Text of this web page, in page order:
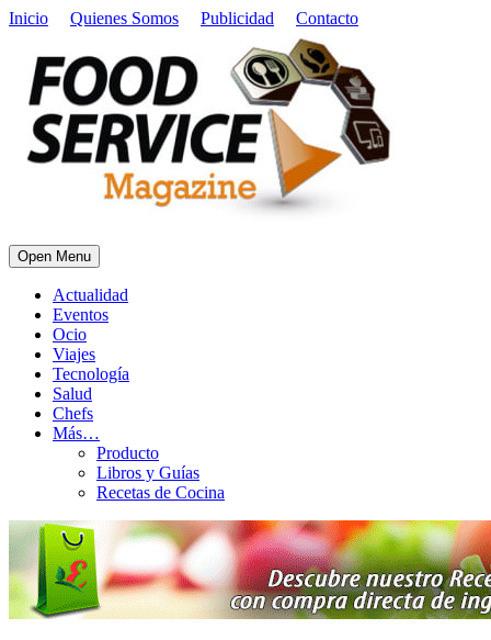
Inicio Quienes Somos Publicidad Contacto
Open Menu
Actualidad
Eventos
Ocio
Viajes
Tecnología
Salud
Chefs
Más…
Producto
Libros y Guías
Recetas de Cocina